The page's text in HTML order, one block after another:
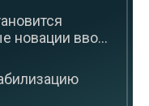
новации вво...